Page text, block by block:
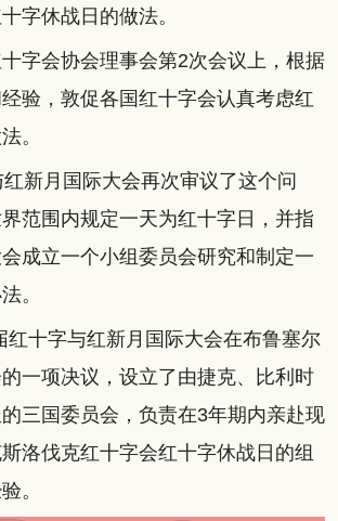
字休战日的做法。
字会协会理事会第2次会议上，根据
验，敦促各国红十字会认真考虑红
。
新月国际大会再次审议了这个问
范围内规定一天为红十字日，并指
成立一个小组委员会研究和制定一
。
红十字与红新月国际大会在布鲁塞尔
一项决议，设立了由捷克、比利时
三国委员会，负责在3年期内亲赴现
洛伐克红十字会红十字休战日的组
。